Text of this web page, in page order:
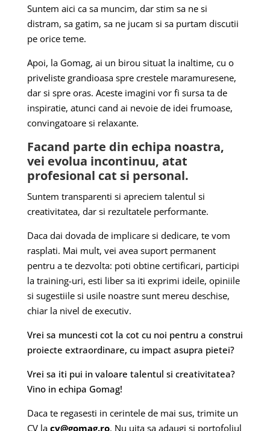
Suntem aici ca sa muncim, dar stim sa ne si
distram, sa gatim, sa ne jucam si sa purtam discutii
pe orice teme.
Apoi, la Gomag, ai un birou situat la inaltime, cu o
priveliste grandioasa spre crestele maramuresene,
dar si spre oras. Aceste imagini vor fi sursa ta de
inspiratie, atunci cand ai nevoie de idei frumoase,
convingatoare si relaxante.
Facand parte din echipa noastra,
vei evolua incontinuu, atat
profesional cat si personal.
Suntem transparenti si apreciem talentul si
creativitatea, dar si rezultatele performante.
Daca dai dovada de implicare si dedicare, te vom
rasplati. Mai mult, vei avea suport permanent
pentru a te dezvolta: poti obtine certificari, participi
la training-uri, esti liber sa iti exprimi ideile, opiniile
si sugestiile si usile noastre sunt mereu deschise,
chiar la nivel de executiv.
Vrei sa muncesti cot la cot cu noi pentru a construi
proiecte extraordinare, cu impact asupra pietei?
Vrei sa iti pui in valoare talentul si creativitatea?
Vino in echipa Gomag!
Daca te regasesti in cerintele de mai sus, trimite un
CV la cv@gomag.ro. Nu uita sa adaugi si portofoliul